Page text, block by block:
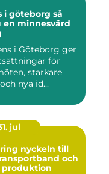
göteborg så
en minnesvärd
i Göteborg ger
för
starkare
nya id...
jul
till
och